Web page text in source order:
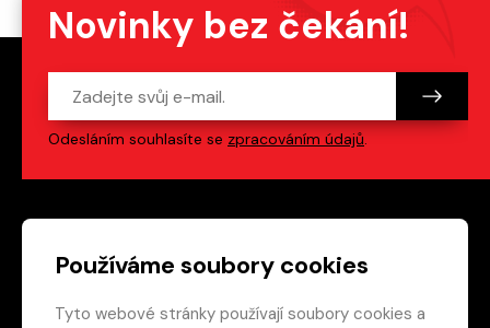
Používáme soubory cookies
Tyto webové stránky používají soubory cookies a
Novinky bez čekání!
Odesláním souhlasíte se zpracováním údajů.
Patička webu Odkazy na sociální